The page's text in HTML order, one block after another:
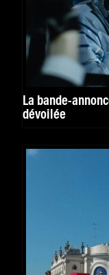
La bande-
dévoilée